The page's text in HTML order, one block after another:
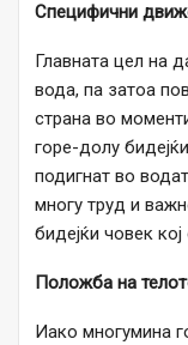
Специфични
Главната цел на
вода, па затоа
страна во
горе-долу
подигнат во
многу труд и
бидејќи човек
Положба на
Иако многумина